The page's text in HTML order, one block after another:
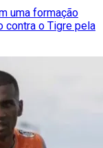
uma formação
contra o Tigre pela